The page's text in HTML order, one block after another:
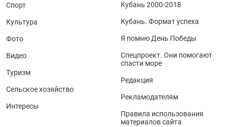
Спорт
Культура
Фото
Видео
Туризм
Сельское хозяйство
Интересы
Кубань 2000-2018
Кубань. Формат успеха
Я помню День Победы
Спецпроект. Они помогают
спасти море
Редакция
Рекламодателям
Правила использования
материалов сайта